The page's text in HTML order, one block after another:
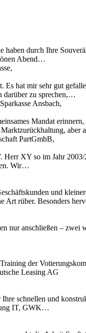
durch Ihre
Abend…
Es hat mir sehr gut
darüber zu sprechen,…
Ansbach,
Mandat
PartGmbB,
XY so im Jahr
Wir…
und
Art rüber. Besonders
nur anschließen –
der
Leasing AG
schnellen und
IT, GWK…